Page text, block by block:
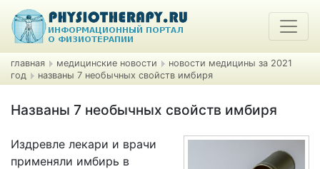
главная медицинские новости
новости медицины за 2021
год
названы 7 необычных свойств имбиря
Названы 7 необычных свойств имбиря
Издревле лекари и врачи
применяли имбирь в